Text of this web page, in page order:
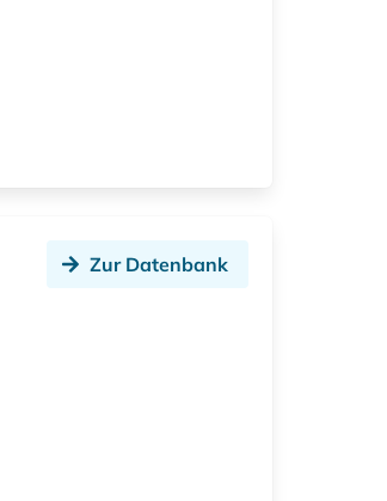
Zur Datenbank